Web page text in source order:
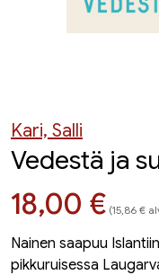
Kari, Salli
Vedestä ja
Hinta nyt
18,00 € (15,86 €
Nainen saapuu
pikkuruisessa